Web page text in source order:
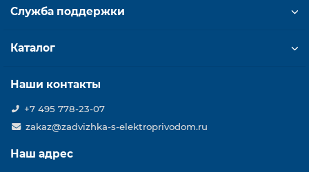
Служба поддержки
Каталог
Наши контакты
+7 495 778-23-07
zakaz@zadvizhka-s-elektroprivodom.ru
Наш адрес